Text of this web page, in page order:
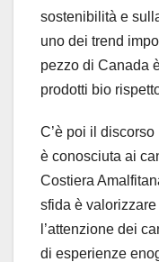
sostenibilità e
uno dei trend
pezzo di Canada
prodotti bio
C’è poi il
è conosciuta ai
Costiera
sfida è
l’attenzione dei
di esperienze